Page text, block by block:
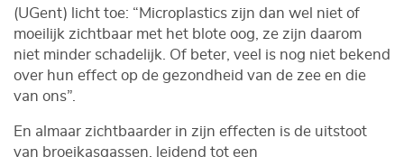
(UGent) licht toe: “Microplastics zijn dan wel niet of
moeilijk zichtbaar met het blote oog, ze zijn daarom
niet minder schadelijk. Of beter, veel is nog niet bekend
over hun effect op de gezondheid van de zee en die
van ons”.
En almaar zichtbaarder in zijn effecten is de uitstoot
van broeikasgassen, leidend tot een